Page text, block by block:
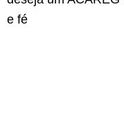
e fé